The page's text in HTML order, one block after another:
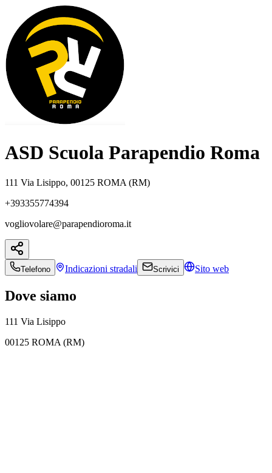
ASD Scuola Parapendio Roma
111 Via Lisippo, 00125 ROMA (RM)
+393355774394
vogliovolare@parapendioroma.it
Telefono Indicazioni stradali Scrivici Sito web
Dove siamo
111 Via Lisippo
00125 ROMA (RM)